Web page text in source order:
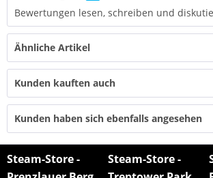
Bewertungen lesen, schreiben und
Ähnliche Artikel
Kunden kauften auch
Kunden haben sich ebenfalls angesehen
Steam-Store -
Steam-Store -